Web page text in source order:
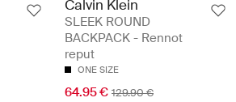
Calvin Klein
SLEEK ROUND
BACKPACK - Rennot
reput
ONE SIZE
64.95 € 129.90 €